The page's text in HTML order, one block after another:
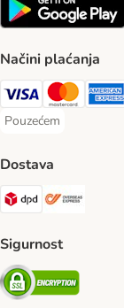
Načini plaćanja
Visa Payment Method
MasterCard
Pouzećem
Pouzećem Payment
Dostava
DPD Shipping
Sigurnost
Security